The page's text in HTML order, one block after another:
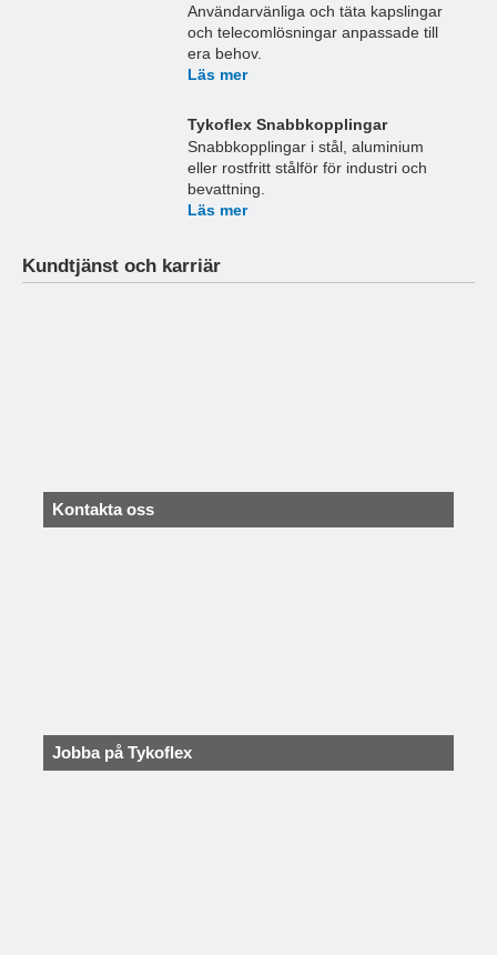
Användarvänliga och täta kapslingar
och telecomlösningar anpassade till
era behov.
Läs mer
Tykoflex Snabbkopplingar
Snabbkopplingar i stål, aluminium
eller rostfritt stålför för industri och
bevattning.
Läs mer
Kundtjänst och karriär
Kontakta oss
Jobba på Tykoflex